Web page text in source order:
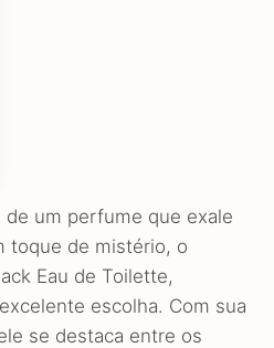
um perfume que exale
toque de mistério, o
Eau de Toilette,
escolha. Com sua
se destaca entre os